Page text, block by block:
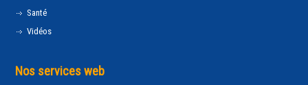
Santé
Vidéos
Nos services web